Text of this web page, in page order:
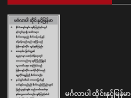
မင်္ဂလာပါ ထိုင်းနှင့်မြန်မာ